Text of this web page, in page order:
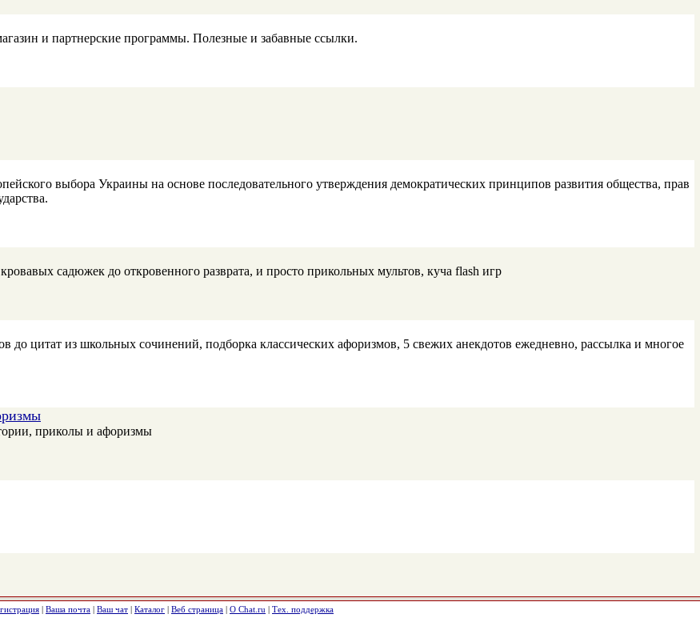
и партнерские программы. Полезные и забавные ссылки.
выбора Украины на основе последовательного утверждения демократических принципов развития общества, прав
садюжек до откровенного разврата, и просто прикольных мультов, куча flash игр
цитат из школьных сочинений, подборка классических афоризмов, 5 свежих анекдотов ежедневно, рассылка и многое
приколы и афоризмы
| Ваша почта | Ваш чат | Каталог | Веб страница | О Chat.ru | Тех. поддержка